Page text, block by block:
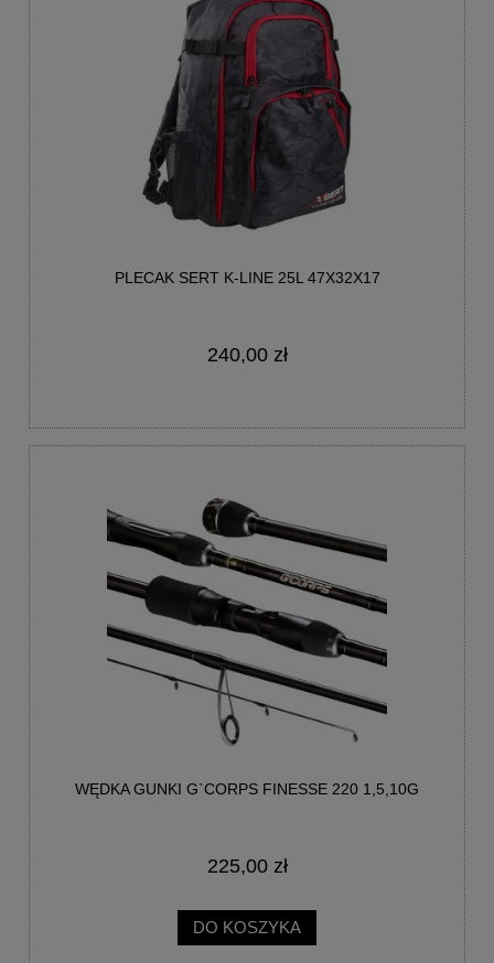
PLECAK SERT K-LINE 25L 47X32X17
240,00 zł
WĘDKA GUNKI G`CORPS FINESSE 220 1,5,10G
225,00 zł
DO KOSZYKA